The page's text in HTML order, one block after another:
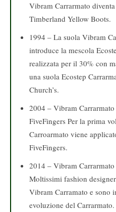
Vibram Carrarmato
Timberland Yellow Boots.
1994 – La suola Vibram
introduce la mescola
realizzata per il 30% con
una suola Ecostep
Church’s.
2004 – Vibram
FiveFingers Per la prima
Carroarmato viene
FiveFingers.
2014 – Vibram
Moltissimi fashion
Vibram Carramato e sono
evoluzione del Carrarmato.